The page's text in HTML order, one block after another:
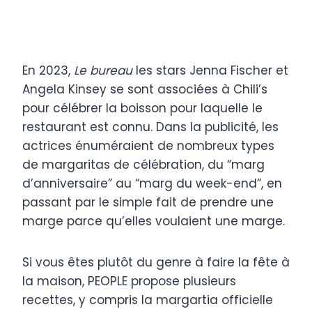
En 2023, Le bureau les stars Jenna Fischer et
Angela Kinsey se sont associées à Chili’s
pour célébrer la boisson pour laquelle le
restaurant est connu. Dans la publicité, les
actrices énuméraient de nombreux types
de margaritas de célébration, du “marg
d’anniversaire” au “marg du week-end”, en
passant par le simple fait de prendre une
marge parce qu’elles voulaient une marge.
Si vous êtes plutôt du genre à faire la fête à
la maison, PEOPLE propose plusieurs
recettes, y compris la margartia officielle